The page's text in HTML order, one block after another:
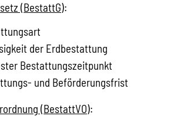
(BestattG):
der Erdbestattung
Bestattungszeitpunkt
und Beförderungsfrist
(BestattVO):